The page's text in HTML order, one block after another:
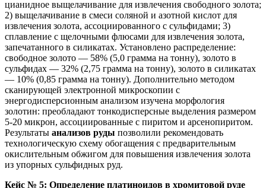
цианидное выщелачивание для извлечения свободного золота;
2) выщелачивание в смеси соляной и азотной кислот для
извлечения золота, ассоциированного с сульфидами; 3)
сплавление с щелочными флюсами для извлечения золота,
запечатанного в силикатах. Установлено распределение:
свободное золото — 58% (5,0 грамма на тонну), золото в
сульфидах — 32% (2,75 грамма на тонну), золото в силикатах
— 10% (0,85 грамма на тонну). Дополнительно методом
сканирующей электронной микроскопии с
энергодисперсионным анализом изучена морфология
золотин: преобладают тонкодисперсные выделения размером
5-20 микрон, ассоциированные с пиритом и арсенопиритом.
Результаты анализов руды позволили рекомендовать
технологическую схему обогащения с предварительным
окислительным обжигом для повышения извлечения золота
из упорных сульфидных руд.
Кейс № 5: Определение платиноидов в хромитовой руде